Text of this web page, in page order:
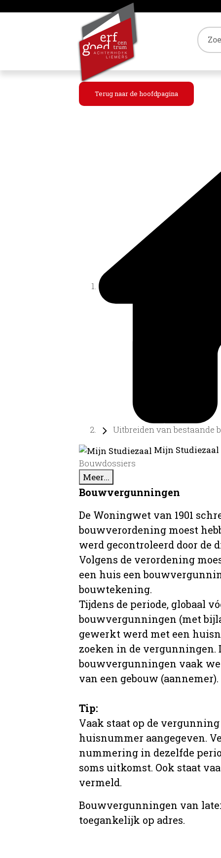
Terug naar de hoofdpagina
Uitbreiden van bestaande
Mijn
Bouwdossiers
Meer...
Bouwvergunningen
De Woningwet van 1901
bouwverordening moest
werd gecontroleerd door de
Volgens de verordening
een huis een
bouwtekening.
Tijdens de periode, globaal
bouwvergunningen (met
gewerkt werd met een
zoeken in de vergunningen.
bouwvergunningen vaak
van een gebouw (aannemer).
Tip:
Vaak staat op de
huisnummer aangegeven.
nummering in dezelfde
soms uitkomst. Ook staat
vermeld.
Bouwvergunningen van
toegankelijk op adres.